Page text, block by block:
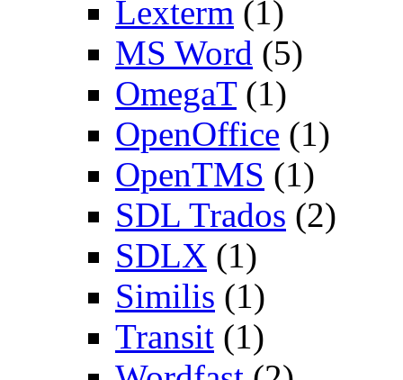
Lexterm (1)
MS Word (5)
OmegaT(1)
OpenOffice (1)
OpenTMS (1)
SDL Trados (2)
SDLX (1)
Similis (1)
Transit (1)